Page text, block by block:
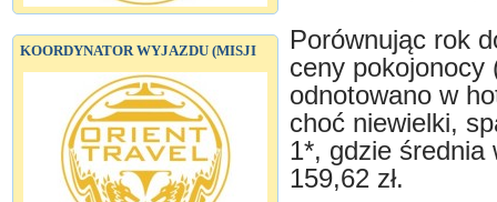
KOORDYNATOR WYJAZDU (MISJI
Porównując rok
ceny pokojonocy
odnotowano w
choć niewielki,
1*, gdzie średnia
159,62 zł.